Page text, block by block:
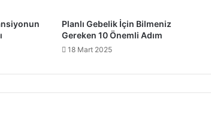
Planlı Gebelik İçin Bilmeniz
Gereken 10 Önemli Adım
18 Mart 2025